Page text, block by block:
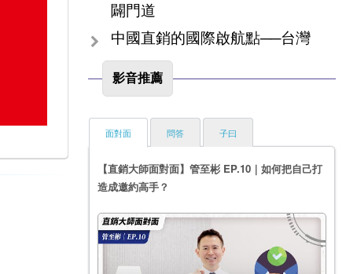
闢門道
中國直銷的國際啟航點──台灣
影音推薦
面對面
【直銷大師面對面】管至彬 EP.10｜如何把自己打
造成邀約高手？
問答 子曰